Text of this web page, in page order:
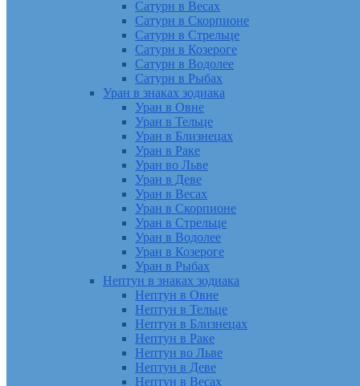
Сатурн в Весах
Сатурн в Скорпионе
Сатурн в Стрельце
Сатурн в Козероге
Сатурн в Водолее
Сатурн в Рыбах
Уран в знаках зодиака
Уран в Овне
Уран в Тельце
Уран в Близнецах
Уран в Раке
Уран во Льве
Уран в Деве
Уран в Весах
Уран в Скорпионе
Уран в Стрельце
Уран в Водолее
Уран в Козероге
Уран в Рыбах
Нептун в знаках зодиака
Нептун в Овне
Нептун в Тельце
Нептун в Близнецах
Нептун в Раке
Нептун во Льве
Нептун в Деве
Нептун в Весах